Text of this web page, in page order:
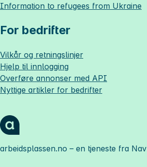
Information to refugees from Ukraine
For bedrifter
Vilkår og retningslinjer
Hjelp til innlogging
Overføre annonser med API
Nyttige artikler for bedrifter
arbeidsplassen.no – en tjeneste fra Nav